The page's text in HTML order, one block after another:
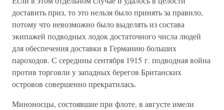
доставить приз, то это нельзя было принять за правило,
потому что невозможно было выделять из состава
экипажей подводных лодок достаточного числа людей
для обеспечения доставки в Германию больших
пароходов. С середины сентября 1915 г. подводная война
против торговли у западных берегов Британских
островов совершенно прекратилась.
Миноносцы, состоявшие при флоте, в августе имели